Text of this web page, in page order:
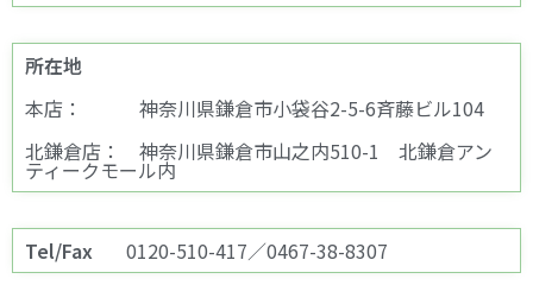
所在地
本店： 神奈川県鎌倉市小袋谷2-5-6斉藤ビル104
北鎌倉店： 神奈川県鎌倉市山之内510-1 北鎌倉アン
ティークモール内
Tel/Fax 0120-510-417／0467-38-8307